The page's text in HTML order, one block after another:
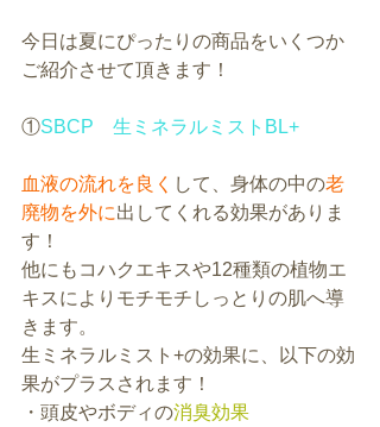
今日は夏にぴったりの商品をいくつか
ご紹介させて頂きます！
①SBCP　生ミネラルミストBL+
血液の流れを良く して、身体の中の老
廃物を外に出してくれる効果がありま
す！
他にもコハクエキスや12種類の植物エ
キスによりモチモチしっとりの肌へ導
きます。
生ミネラルミスト+の効果に、以下の効
果がプラスされます！
・頭皮やボディの消臭効果